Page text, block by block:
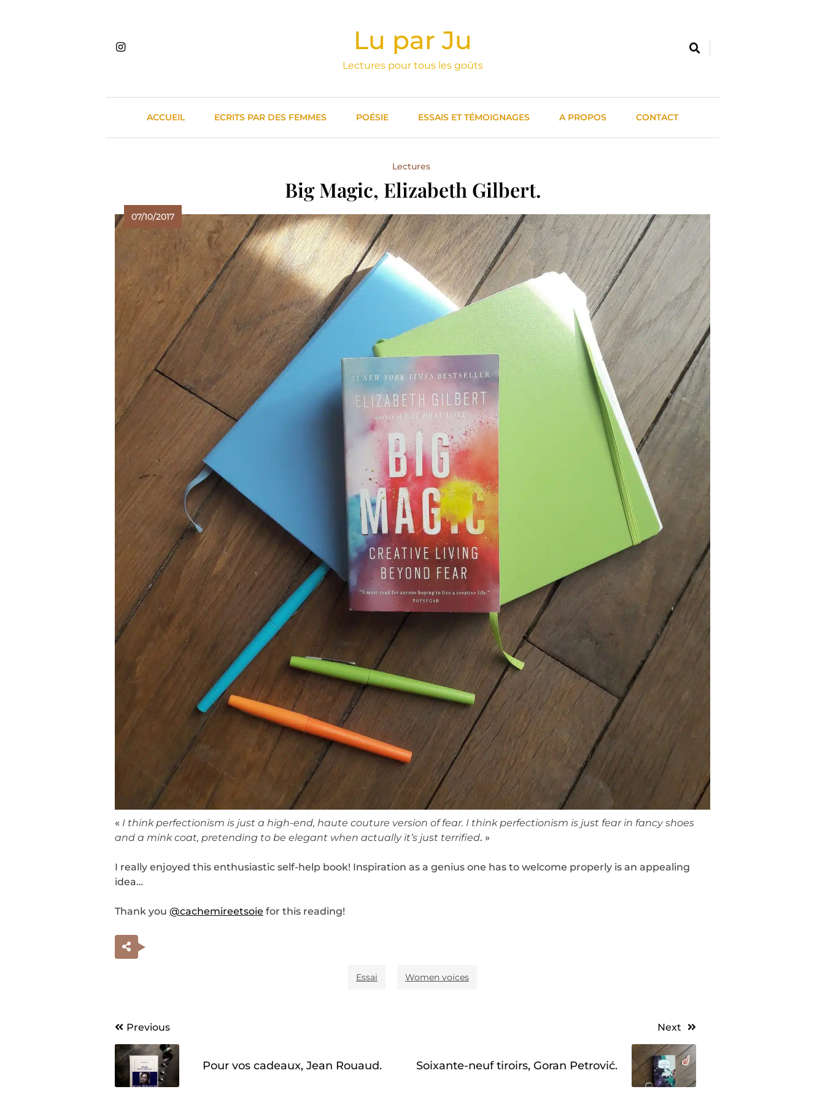
Lu par Ju
Lectures pour tous les goûts
ACCUEIL ECRITS PAR DES FEMMES POÉSIE ESSAIS ET TÉMOIGNAGES A PROPOS CONTACT
Lectures
Big Magic, Elizabeth Gilbert.
07/10/2017
« I think perfectionism is just a high-end, haute couture version of fear. I think perfectionism is just fear in fancy shoes
and a mink coat, pretending to be elegant when actually it’s just terrified. »
I really enjoyed this enthusiastic self-help book! Inspiration as a genius one has to welcome properly is an appealing
idea…
Thank you @cachemireetsoie for this reading!
Essai Women voices
Navigation
de
l’article
Previous
Pour vos cadeaux, Jean Rouaud.
Next
Soixante-neuf tiroirs, Goran Petrović.